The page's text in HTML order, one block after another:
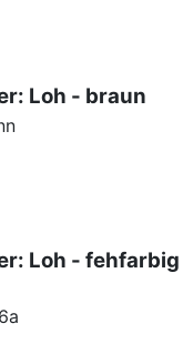
Loh - braun
Loh - fehfarbig